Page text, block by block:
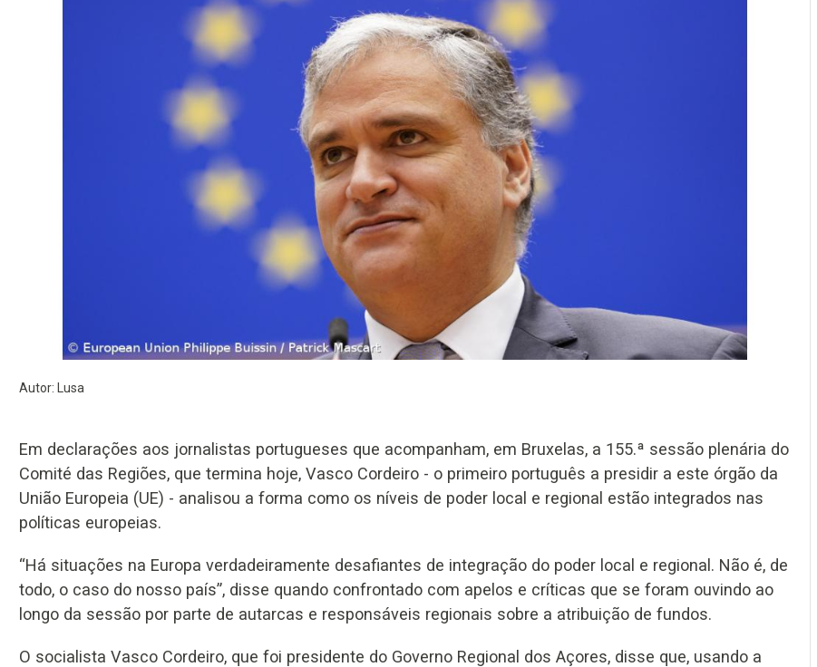
Autor: Lusa
Em declarações aos jornalistas portugueses que acompanham, em Bruxelas, a 155.ª sessão plenária do
Comité das Regiões, que termina hoje, Vasco Cordeiro - o primeiro português a presidir a este órgão da
União Europeia (UE) - analisou a forma como os níveis de poder local e regional estão integrados nas
políticas europeias.
“Há situações na Europa verdadeiramente desafiantes de integração do poder local e regional. Não é, de
todo, o caso do nosso país”, disse quando confrontado com apelos e críticas que se foram ouvindo ao
longo da sessão por parte de autarcas e responsáveis regionais sobre a atribuição de fundos.
O socialista Vasco Cordeiro, que foi presidente do Governo Regional dos Açores, disse que, usando a